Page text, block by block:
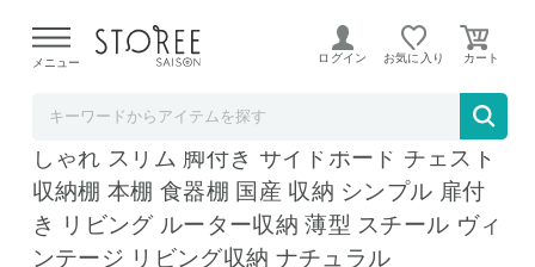
よる配送遅延が発生しております。
メニュー ログイン お気に入り
日本製 キャビネット 幅110cm 北欧 木製 お
しゃれ スリム 脚付き サイドボード チェスト
収納棚 本棚 食器棚 国産 収納 シンプル 扉付
き リビング ルーター収納 薄型 スチール ヴィ
ンテージ リビング収納 ナチュラル